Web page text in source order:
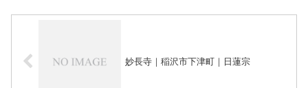
妙長寺｜稲沢市下津町｜日蓮宗